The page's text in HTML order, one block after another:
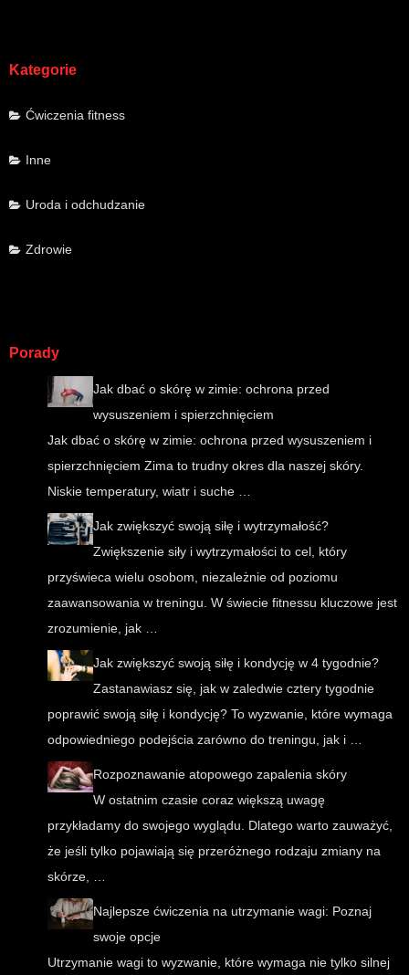
Kategorie
Ćwiczenia fitness
Inne
Uroda i odchudzanie
Zdrowie
Porady
Jak dbać o skórę w zimie: ochrona przed
wysuszeniem i spierzchnięciem
Jak dbać o skórę w zimie: ochrona przed wysuszeniem i
spierzchnięciem Zima to trudny okres dla naszej skóry.
Niskie temperatury, wiatr i suche …
Jak zwiększyć swoją siłę i wytrzymałość?
Zwiększenie siły i wytrzymałości to cel, który
przyświeca wielu osobom, niezależnie od poziomu
zaawansowania w treningu. W świecie fitnessu kluczowe jest
zrozumienie, jak …
Jak zwiększyć swoją siłę i kondycję w 4 tygodnie?
Zastanawiasz się, jak w zaledwie cztery tygodnie
poprawić swoją siłę i kondycję? To wyzwanie, które wymaga
odpowiedniego podejścia zarówno do treningu, jak i …
Rozpoznawanie atopowego zapalenia skóry
W ostatnim czasie coraz większą uwagę
przykładamy do swojego wyglądu. Dlatego warto zauważyć,
że jeśli tylko pojawiają się przeróżnego rodzaju zmiany na
skórze, …
Najlepsze ćwiczenia na utrzymanie wagi: Poznaj
swoje opcje
Utrzymanie wagi to wyzwanie, które wymaga nie tylko silnej